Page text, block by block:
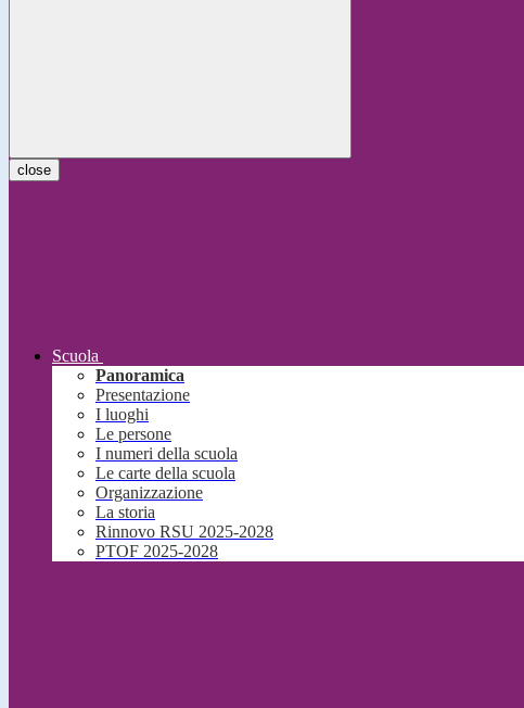
close
Scuola
Panoramica
Presentazione
I luoghi
Le persone
I numeri della scuola
Le carte della scuola
Organizzazione
La storia
Rinnovo RSU 2025-2028
PTOF 2025-2028